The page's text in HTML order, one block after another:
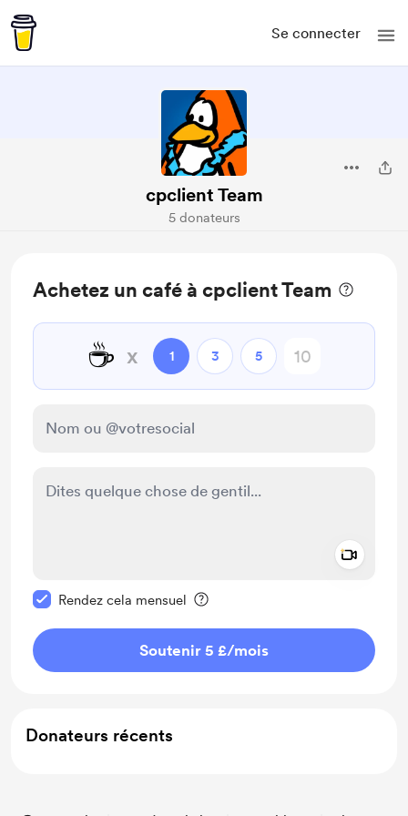
Se connecter
cpclient Team
5 donateurs
Achetez un café à cpclient Team
☕ x 1 3 5
Rendez cela mensuel
Soutenir 5 £/mois
Donateurs récents